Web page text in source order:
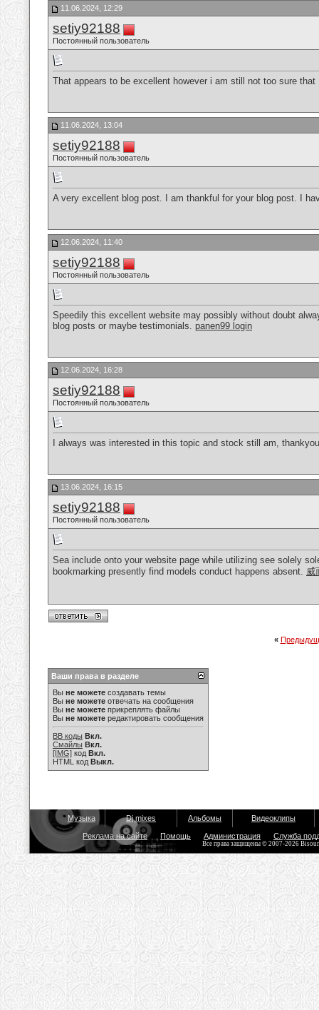
11.06.2024, 12:29
setiy92188
Постоянный пользователь
That appears to be excellent however i am still not too sure
11.06.2024, 13:04
setiy92188
Постоянный пользователь
A very excellent blog post. I am thankful for your blog post. I
12.06.2024, 11:40
setiy92188
Постоянный пользователь
Speedily this excellent website may possibly without doubt
blog posts or maybe testimonials. panen99 login
12.06.2024, 16:28
setiy92188
Постоянный пользователь
I always was interested in this topic and stock still am,
13.06.2024, 16:15
setiy92188
Постоянный пользователь
Sea include onto your website page while utilizing see solely
bookmarking presently find models conduct happens absent. 威
«
Ваши права в разделе
Вы не можете создавать темы
Вы не можете отвечать на сообщения
Вы не можете прикреплять файлы
Вы не можете редактировать сообщения
BB коды Вкл.
Смайлы Вкл.
[IMG] код Вкл.
HTML код Выкл.
Музыка Dj mixes Альбомы Видеоклипы
Реклама на сайте Помощь Администрация Служба
Все права защищены © 2007-2026